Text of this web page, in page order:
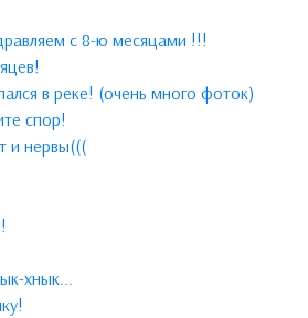
с 8-ю месяцами !!!
в реке! (очень много фоток)
спор!
и нервы(((
хнык...